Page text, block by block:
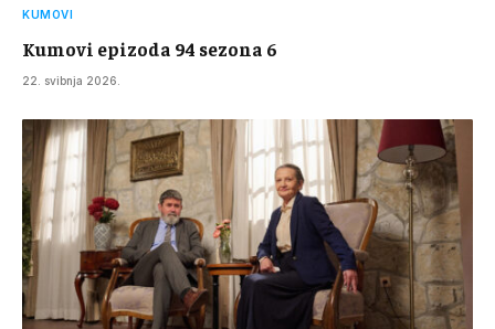
KUMOVI
Kumovi epizoda 94 sezona 6
22. svibnja 2026.